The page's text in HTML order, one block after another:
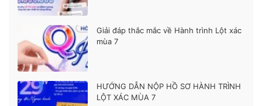
Giải đáp thắc mắc về Hành trình Lột xác
mùa 7
HƯỚNG DẪN NỘP HỒ SƠ HÀNH TRÌNH
LỘT XÁC MÙA 7